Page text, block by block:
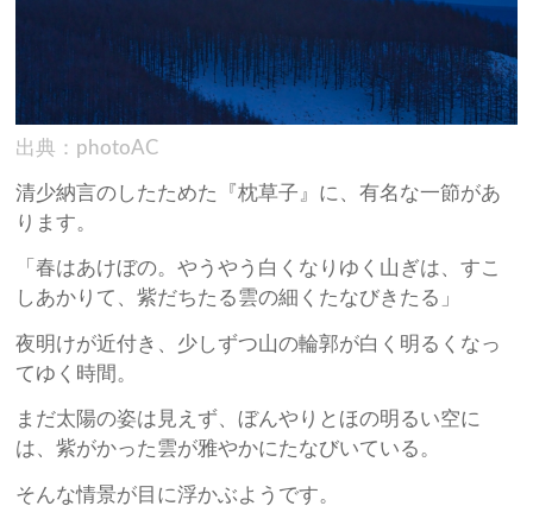
出典：photoAC
清少納言のしたためた『枕草子』に、有名な一節があ
ります。
「春はあけぼの。やうやう白くなりゆく山ぎは、すこ
しあかりて、紫だちたる雲の細くたなびきたる」
夜明けが近付き、少しずつ山の輪郭が白く明るくなっ
てゆく時間。
まだ太陽の姿は見えず、ぼんやりとほの明るい空に
は、紫がかった雲が雅やかにたなびいている。
そんな情景が目に浮かぶようです。